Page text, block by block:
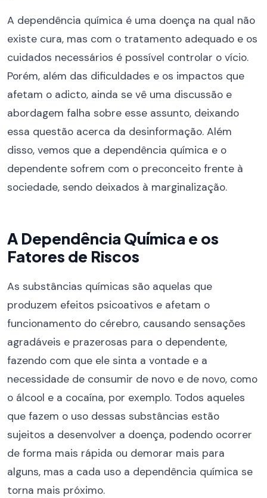
A dependência química é uma doença na qual não
existe cura, mas com o tratamento adequado e os
cuidados necessários é possível controlar o vício.
Porém, além das dificuldades e os impactos que
afetam o adicto, ainda se vê uma discussão e
abordagem falha sobre esse assunto, deixando
essa questão acerca da desinformação. Além
disso, vemos que a dependência química e o
dependente sofrem com o preconceito frente à
sociedade, sendo deixados à marginalização.
A Dependência Química e os
Fatores de Riscos
As substâncias químicas são aquelas que
produzem efeitos psicoativos e afetam o
funcionamento do cérebro, causando sensações
agradáveis e prazerosas para o dependente,
fazendo com que ele sinta a vontade e a
necessidade de consumir de novo e de novo, como
o álcool e a cocaína, por exemplo. Todos aqueles
que fazem o uso dessas substâncias estão
sujeitos a desenvolver a doença, podendo ocorrer
de forma mais rápida ou demorar mais para
alguns, mas a cada uso a dependência química se
torna mais próximo.